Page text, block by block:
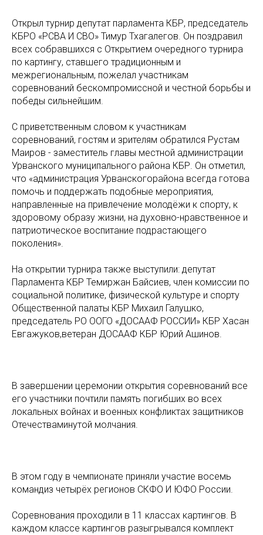
Открыл турнир депутат парламента КБР, председатель
КБРО «РСВА И СВО» Тимур Тхагалегов. Он поздравил
всех собравшихся с Открытием очередного турнира
по картингу, ставшего традиционным и
межрегиональным, пожелал участникам
соревнований бескомпромиссной и честной борьбы и
победы сильнейшим.
С приветственным словом к участникам
соревнований, гостям и зрителям обратился Рустам
Маиров - заместитель главы местной администрации
Урванского муниципального района КБР. Он отметил,
что «администрация Урванскогорайона всегда готова
помочь и поддержать подобные мероприятия,
направленные на привлечение молодёжи к спорту, к
здоровому образу жизни, на духовно-нравственное и
патриотическое воспитание подрастающего
поколения».
На открытии турнира также выступили: депутат
Парламента КБР Темиржан Байсиев, член комиссии по
социальной политике, физической культуре и спорту
Общественной палаты КБР Михаил Галушко,
председатель РО ООГО «ДОСААФ РОССИИ» КБР Хасан
Евгажуков,ветеран ДОСААФ КБР Юрий Ашинов.
В завершении церемонии открытия соревнований все
его участники почтили память погибших во всех
локальных войнах и военных конфликтах защитников
Отечестваминутой молчания.
В этом году в чемпионате приняли участие восемь
командиз четырёх регионов СКФО И ЮФО России.
Соревнования проходили в 11 классах картингов. В
каждом классе картингов разыгрывался комплект